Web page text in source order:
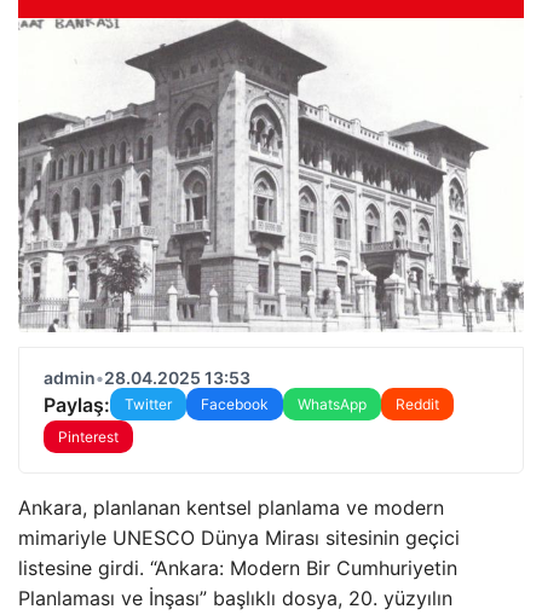
admin•28.04.2025 13:53
Paylaş: Twitter Facebook WhatsApp
Reddit
Pinterest
Ankara, planlanan kentsel planlama ve modern
mimariyle UNESCO Dünya Mirası sitesinin geçici
listesine girdi. “Ankara: Modern Bir Cumhuriyetin
Planlaması ve İnşası” başlıklı dosya, 20. yüzyılın